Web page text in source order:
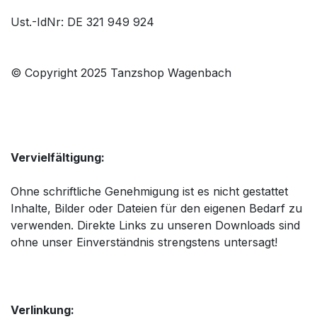
Ust.-IdNr: DE 321 949 924
© Copyright 2025 Tanzshop Wagenbach
Vervielfältigung:
Ohne schriftliche Genehmigung ist es nicht gestattet
Inhalte, Bilder oder Dateien für den eigenen Bedarf zu
verwenden. Direkte Links zu unseren Downloads sind
ohne unser Einverständnis strengstens untersagt!
Verlinkung: